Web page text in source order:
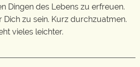
Dingen des Lebens zu erfreuen.
Dich zu sein. Kurz durchzuatmen.
vieles leichter.